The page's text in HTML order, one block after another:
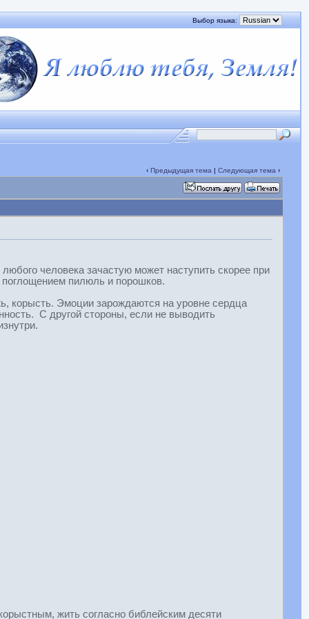
Выбор языка:
‹ Предыдущая тема | Следующая тема ›
человека зачастую может наступить скорее при
пилюль и порошков.
корысть. Эмоции зарождаются на уровне сердца
С другой стороны, если не выводить
жить согласно библейским десяти